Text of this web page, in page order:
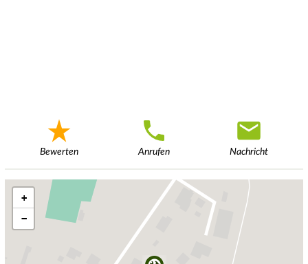
Bewerten Anrufen Nachricht
+
−